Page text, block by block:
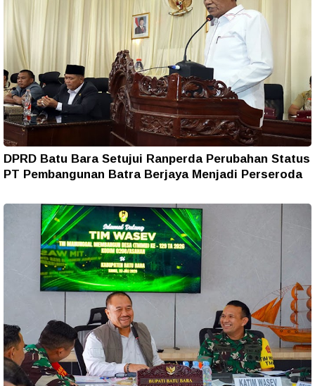
DPRD Batu Bara Setujui Ranperda Perubahan Status
PT Pembangunan Batra Berjaya Menjadi Perseroda